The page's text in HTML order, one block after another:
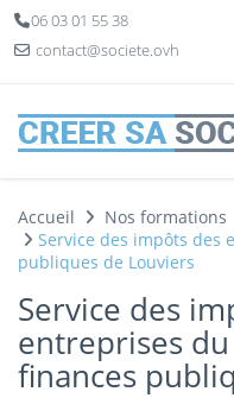
06 03 01 55 38
contact@societe.ovh
Accueil Nos formations
Service des impôts des
publiques de Louviers
Service des
entreprises
finances
Panneau de gestion des cookies